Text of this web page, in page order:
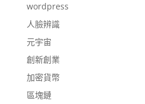
wordpress
人臉辨識
元宇宙
創新創業
加密貨幣
區塊鏈